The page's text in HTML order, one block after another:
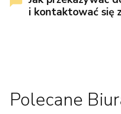
i kontaktować się
Polecane